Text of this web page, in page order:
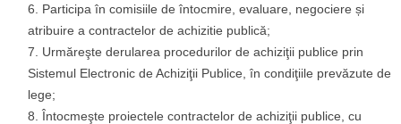
Participa în comisiile de întocmire, evaluare, negociere și
atribuire a contractelor de achizitie publică;
Urmăreşte derularea procedurilor de achiziţii publice prin
Sistemul Electronic de Achiziţii Publice, în condiţiile prevăzute de
lege;
Întocmeşte proiectele contractelor de achiziţii publice, cu